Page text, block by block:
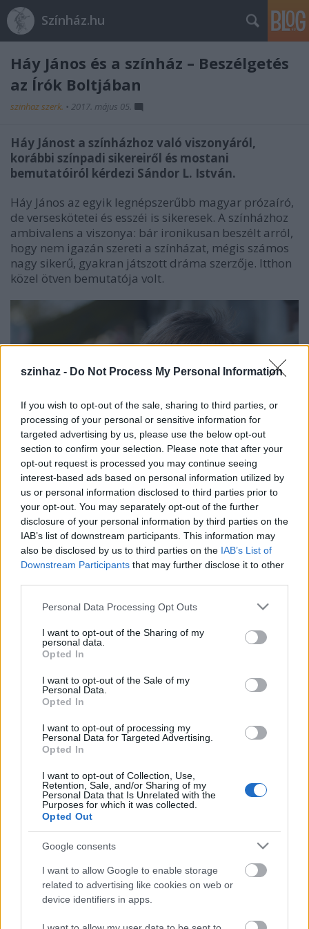
szinhaz - Do Not Process My Personal Information
If you wish to opt-out of the sale, sharing to third parties, or
processing of your personal or sensitive information for
targeted advertising by us, please use the below opt-out
section to confirm your selection. Please note that after your
opt-out request is processed you may continue seeing
interest-based ads based on personal information utilized by
us or personal information disclosed to third parties prior to
your opt-out. You may separately opt-out of the further
disclosure of your personal information by third parties on the
IAB’s list of downstream participants. This information may
also be disclosed by us to third parties on the IAB’s List of
Downstream Participants that may further disclose it to other
Please note that this website/app uses one or more Google
not limited to your visit or usage behaviour. You may click to
grant or deny consent to Google and its third-party tags to
use your data for below specified purposes in below Google
consent section.
Personal Data Processing Opt Outs
I want to opt-out of the Sharing of my
personal data.
Opted In
I want to opt-out of the Sale of my
Personal Data.
Opted In
I want to opt-out of processing my
Personal Data for Targeted Advertising.
Opted In
I want to opt-out of Collection, Use,
Retention, Sale, and/or Sharing of my
Personal Data that Is Unrelated with the
Purposes for which it was collected.
Opted Out
Google consents
I want to allow Google to enable storage
related to advertising like cookies on web or
device identifiers in apps.
Színház.hu
Háy János és a színház – Beszélgetés
az Írók Boltjában
szinhaz szerk. • 2017. május 05.
Háy Jánost a színházhoz való viszonyáról,
korábbi színpadi sikereiről és mostani
bemutatóiról kérdezi Sándor L. István.
Háy János az egyik legnépszerűbb magyar prózaíró,
de verseskötetei és esszéi is sikeresek. A színházhoz
ambivalens a viszonya: bár ironikusan beszélt arról,
hogy nem igazán szereti a színházat, mégis számos
nagy sikerű, gyakran játszott dráma szerzője. Itthon
közel ötven bemutatója volt.
Háy János (forrás: litera.hu)
Első darabja,A Gézagyerek(és annak debreceni
ősbemutatója) számtalan díjat kapott. De azonos
című drámakötetének többi darabját (A Herner Ferike
eredetileg a Bárka Színházban készült
nek
új bemutatója is volt:A halottember t a Szkénében
játsszák, az Utánképzés (ittas vezetőknek)
A Selinunte Kiadó által szervezett beszélgetés, amely
színdarabokrólsorozat keretén belül kerül
megrendezésre, május 9-én, kedden lesz
Budapesten, az Írók Boltjában délután 5 órától.
(Forrás: Ellenfény)
Címkék: Háy János